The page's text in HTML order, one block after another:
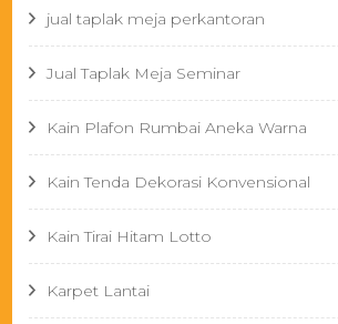
jual taplak meja perkantoran
Jual Taplak Meja Seminar
Kain Plafon Rumbai Aneka Warna
Kain Tenda Dekorasi Konvensional
Kain Tirai Hitam Lotto
Karpet Lantai